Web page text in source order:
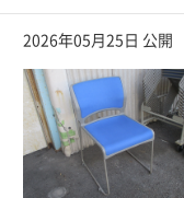
2026年05月25日 公開